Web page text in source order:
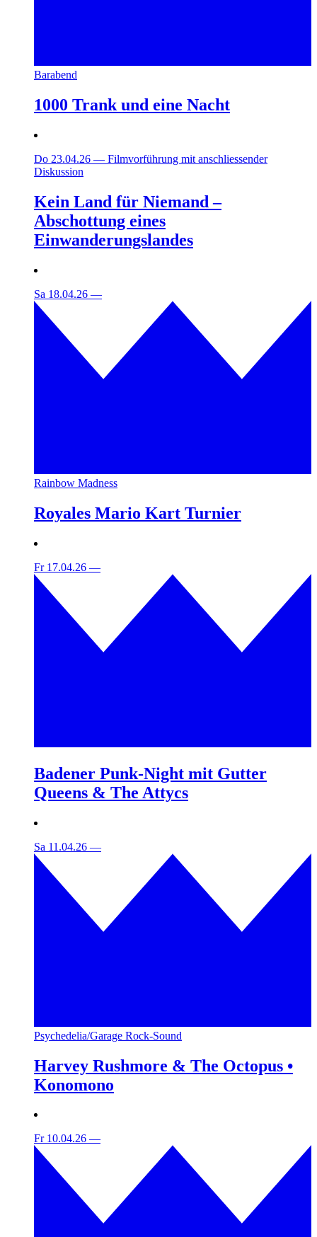
Barabend
1000 Trank und eine Nacht
Do 23.04.26 — Filmvorführung mit anschliessender
Diskussion
Kein Land für Niemand –
Abschottung eines
Einwanderungslandes
Sa 18.04.26 —
Rainbow Madness
Royales Mario Kart Turnier
Fr 17.04.26 —
Badener Punk-Night mit Gutter
Queens & The Attycs
Sa 11.04.26 —
Psychedelia/Garage Rock-Sound
Harvey Rushmore & The Octopus •
Konomono
Fr 10.04.26 —